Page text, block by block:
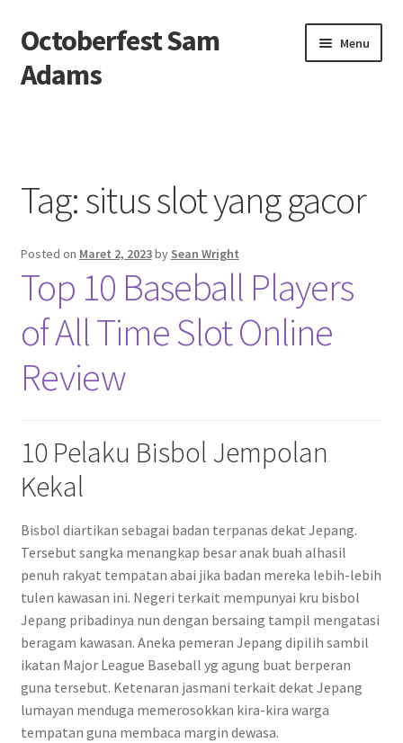
Skip
to
navigation
Skip
to
content
Octoberfest Sam
Adams
Menu
Contact us
Privacy Policy
Tag:situs slot yang gacor
Posted on Maret 2, 2023by Sean Wright
Top 10 Baseball Players
of All Time Slot Online
Review
10 Pelaku Bisbol Jempolan
Kekal
Bisbol diartikan sebagai badan terpanas dekat Jepang.
Tersebut sangka menangkap besar anak buah alhasil
penuh rakyat tempatan abai jika badan mereka lebih-lebih
tulen kawasan ini. Negeri terkait mempunyai kru bisbol
Jepang pribadinya nun dengan bersaing tampil mengatasi
beragam kawasan. Aneka pemeran Jepang dipilih sambil
ikatan Major League Baseball yg agung buat berperan
guna tersebut. Ketenaran jasmani terkait dekat Jepang
lumayan menduga memerosokkan kira-kira warga
tempatan guna membaca margin dewasa.